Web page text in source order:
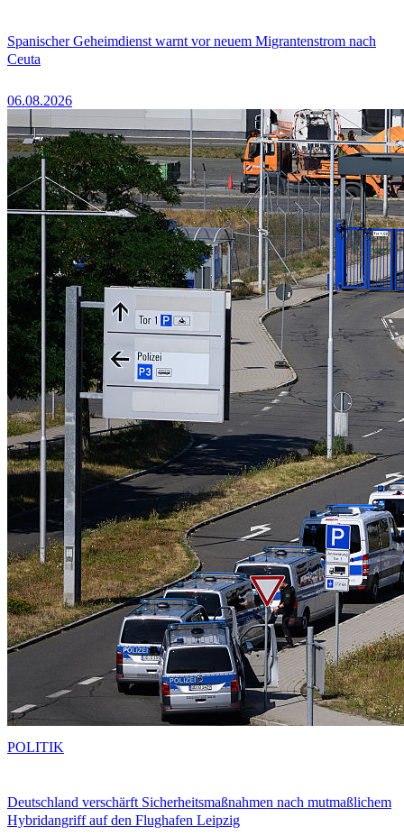
Spanischer Geheimdienst warnt vor neuem Migrantenstrom nach
Ceuta
06.08.2026
Deutschland verschärft Sicherheitsmaßnahmen nach mutmaßlichem
Hybridangriff auf den Flughafen Leipzig
POLITIK